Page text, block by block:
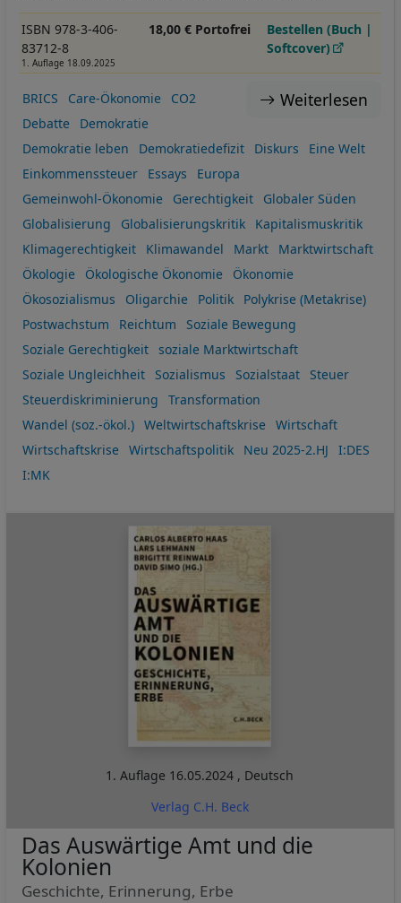
ISBN 978-3-406-
83712-8
1. Auflage 18.09.2025
18,00 € Portofrei
Bestellen (Buch |
Softcover)
Weiterlesen
BRICS Care-Ökonomie
CO2
Debatte
Demokratie
Demokratie leben
Demokratiedefizit Diskurs
Eine Welt
Einkommenssteuer
Essays
Europa
Gemeinwohl-Ökonomie
Gerechtigkeit
Globaler Süden
Globalisierung
Globalisierungskritik
Kapitalismuskritik
Klimagerechtigkeit
Klimawandel Markt
Marktwirtschaft
Ökologie
Ökologische Ökonomie
Ökonomie
Ökosozialismus
Oligarchie Politik
Polykrise (Metakrise)
Postwachstum
Reichtum
Soziale Bewegung
Soziale Gerechtigkeit
soziale Marktwirtschaft
Soziale Ungleichheit
Sozialismus Sozialstaat
Steuer
Steuerdiskriminierung
Transformation
Wandel (soz.-ökol.)
Weltwirtschaftskrise
Wirtschaft
Wirtschaftskrise
Wirtschaftspolitik Neu 2025-2.HJ
I:DES
I:MK
1. Auflage 16.05.2024 , Deutsch
Verlag C.H. Beck
Das Auswärtige Amt und die
Kolonien
Geschichte, Erinnerung, Erbe